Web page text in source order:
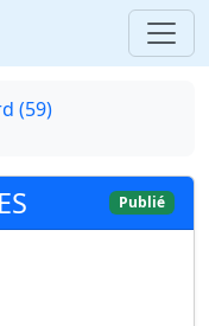
(59)
Publié